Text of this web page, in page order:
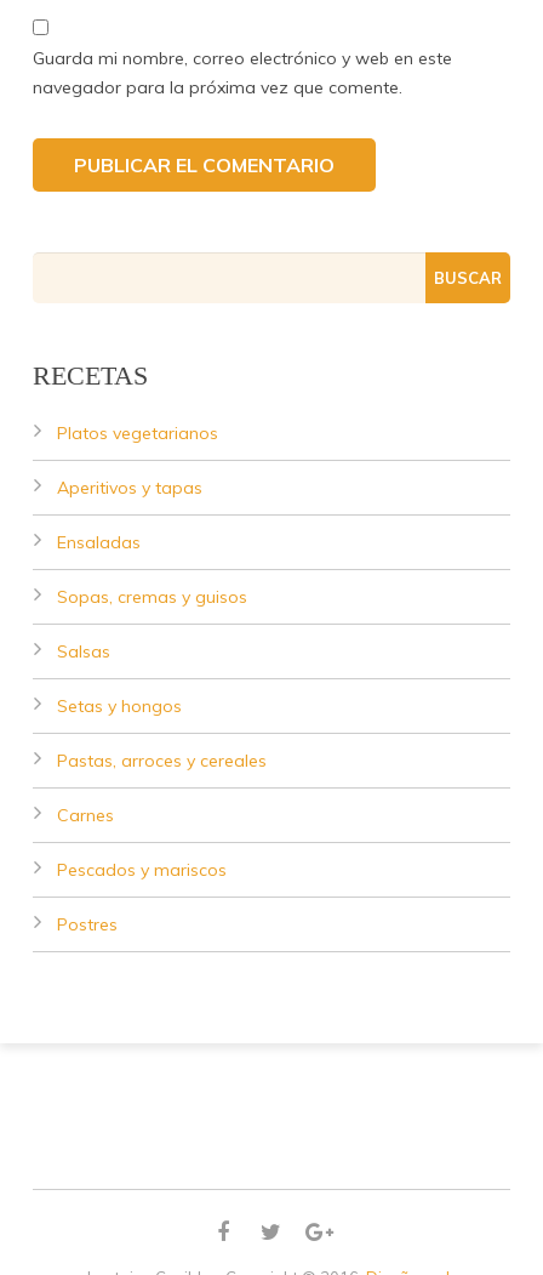
Guarda mi nombre, correo electrónico y web en este
navegador para la próxima vez que comente.
RECETAS
Platos vegetarianos
Aperitivos y tapas
Ensaladas
Sopas, cremas y guisos
Salsas
Setas y hongos
Pastas, arroces y cereales
Carnes
Pescados y mariscos
Postres